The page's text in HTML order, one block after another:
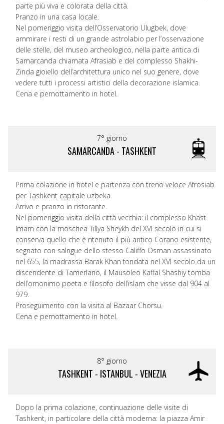
parte più viva e colorata della città.
Pranzo in una casa locale.
Nel pomeriggio visita dell’Osservatorio Ulugbek, dove
ammirare i resti di un grande astrolabio per l’osservazione
delle stelle, del museo archeologico, nella parte antica di
Samarcanda chiamata Afrasiab e del complesso Shakhi-
Zinda gioiello dell’architettura unico nel suo genere, dove
vedere tutti i processi artistici della decorazione islamica.
Cena e pernottamento in hotel.
7° giorno
SAMARCANDA - TASHKENT
Prima colazione in hotel e partenza con treno veloce Afrosiab
per Tashkent capitale uzbeka.
Arrivo e pranzo in ristorante.
Nel pomeriggio visita della città vecchia: il complesso Khast
Imam con la moschea Tillya Sheykh del XVI secolo in cui si
conserva quello che è ritenuto il più antico Corano esistente,
segnato con salngue dello stesso Califfo Osman assassinato
nel 655, la madrassa Barak Khan fondata nel XVI secolo da un
discendente di Tamerlano, il Mausoleo Kaffal Shashiy tomba
dell’omonimo poeta e filosofo dell’islam che visse dal 904 al
979.
Proseguimento con la visita al Bazaar Chorsu.
Cena e pernottamento in hotel.
8° giorno
TASHKENT - ISTANBUL - VENEZIA
Dopo la prima colazione, continuazione delle visite di
Tashkent, in particolare della città moderna: la piazza Amir